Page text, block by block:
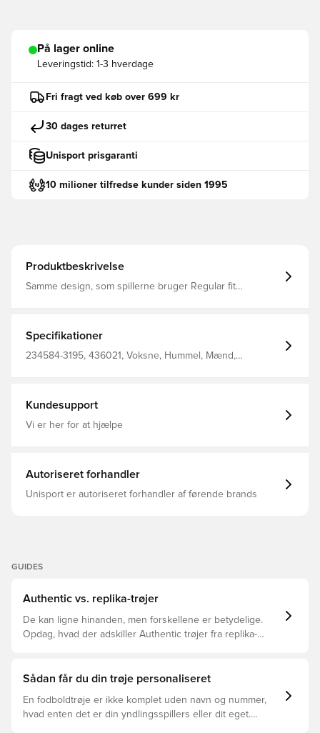
På lager online
Leveringstid: 1-3 hverdage
Fri fragt ved køb over 699 kr
30 dages returret
Unisport prisgaranti
10 milioner tilfredse kunder siden 1995
Produktbeskrivelse
Samme design, som spillerne bruger Regular fit
Specifikationer
234584-3195, 436021, Voksne, Hummel, Mænd,
Kundesupport
Vi er her for at hjælpe
Autoriseret forhandler
Unisport er autoriseret forhandler af førende brands
GUIDES
Authentic vs. replika-trøjer
De kan ligne hinanden, men forskellene er betydelige.
Opdag, hvad der adskiller Authentic trøjer fra replika-
Sådan får du din trøje personaliseret
En fodboldtrøje er ikke komplet uden navn og nummer,
hvad enten det er din yndlingsspillers eller dit eget.